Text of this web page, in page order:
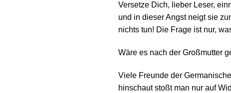
Versetze Dich, lieber Leser,
und in dieser Angst neigt sie
nichts tun! Die Frage ist nur,
Wäre es nach der Großmutter
Viele Freunde der
hinschaut stoßt man nur auf